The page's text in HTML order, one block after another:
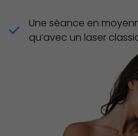
Une séance en
qu’avec un laser